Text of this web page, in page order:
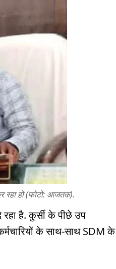
रहा हो (फोटो: आजतक).
है. कुर्सी के पीछे उप
के साथ-साथ SDM के